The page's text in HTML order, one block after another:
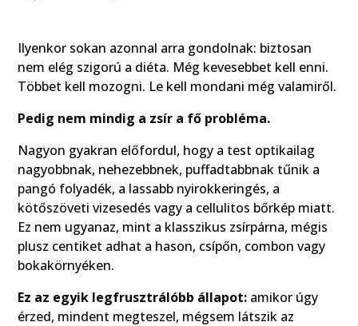
Ilyenkor sokan azonnal arra gondolnak: biztosan
nem elég szigorú a diéta. Még kevesebbet kell enni.
Többet kell mozogni. Le kell mondani még valamiről.
Pedig nem mindig a zsír a fő probléma.
Nagyon gyakran előfordul, hogy a test optikailag
nagyobbnak, nehezebbnek, puffadtabbnak tűnik a
pangó folyadék, a lassabb nyirokkeringés, a
kötőszöveti vizesedés vagy a cellulitos bőrkép miatt.
Ez nem ugyanaz, mint a klasszikus zsírpárna, mégis
plusz centiket adhat a hason, csípőn, combon vagy
bokakörnyéken.
Ez az egyik legfrusztrálóbb állapot: amikor úgy
érzed, mindent megteszel, mégsem látszik az